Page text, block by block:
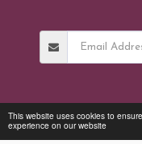
This website uses cookies to
experience on our website